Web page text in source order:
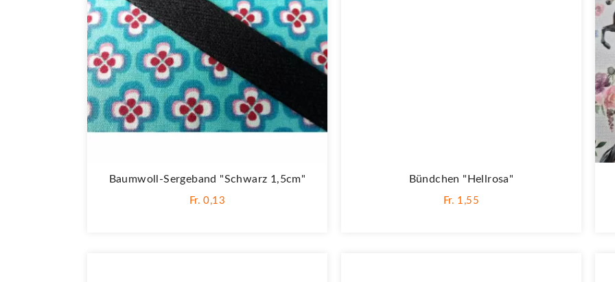
Baumwoll-Sergeband "Schwarz 1,5cm"
Fr. 0,13
Bündchen "hellrosa"
Fr. 1,55